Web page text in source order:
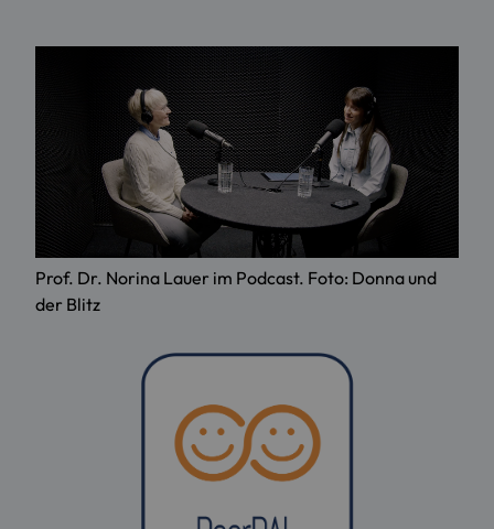
Prof. Dr. Norina Lauer im Podcast. Foto: Donna und
der Blitz